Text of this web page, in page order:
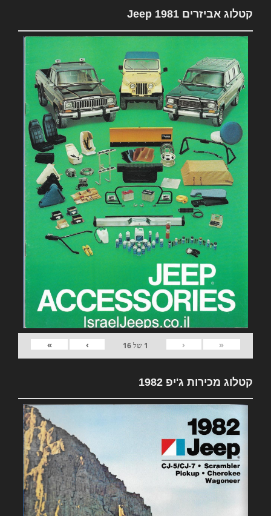
קטלוג אביזרים 1981 Jeep
«
‹
1 של16
›
»
קטלוג מכירות ג'יפ 1982